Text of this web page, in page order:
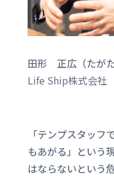
田形 正広（たが
Life Ship株式会
「テンプスタッフ
もあがる」という
はならないという